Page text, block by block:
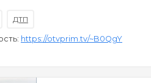
ДТП
https://otvprim.tv/~B0QgY